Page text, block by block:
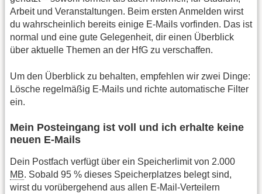
Arbeit und Veranstaltungen. Beim ersten Anmelden wirst
du wahrscheinlich bereits einige E-Mails vorfinden. Das ist
normal und eine gute Gelegenheit, dir einen Überblick
über aktuelle Themen an der HfG zu verschaffen.
Um den Überblick zu behalten, empfehlen wir zwei Dinge:
Lösche regelmäßig E-Mails und richte automatische Filter
ein.
Mein Posteingang ist voll und ich erhalte keine
neuen E-Mails
Dein Postfach verfügt über ein Speicherlimit von 2.000
MB. Sobald 95 % dieses Speicherplatzes belegt sind,
wirst du vorübergehend aus allen E-Mail-Verteilern